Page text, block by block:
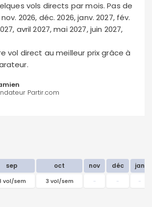
vols directs par mois. Pas de
2026, déc. 2026, janv. 2027, fév.
avril 2027, mai 2027, juin 2027,
vol direct au meilleur prix grâce à
Partir.com
sep oct nov déc jan
vol/sem 3 vol/sem - - -